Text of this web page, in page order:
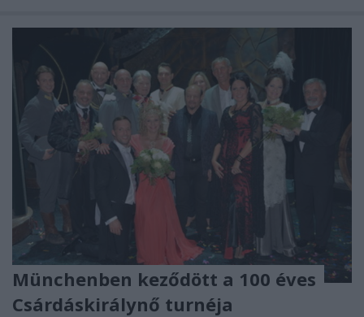
Münchenben keződött a 100 éves
Csárdáskirálynő turnéja